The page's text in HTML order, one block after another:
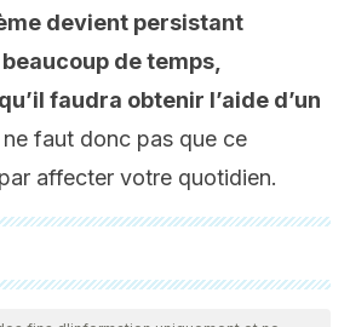
devient persistant
de temps,
faudra obtenir l’aide d’un
ne faut donc pas que ce
affecter votre quotidien.
ont été examinées en profondeur
garantir leur qualité, leur fiabilité, leur